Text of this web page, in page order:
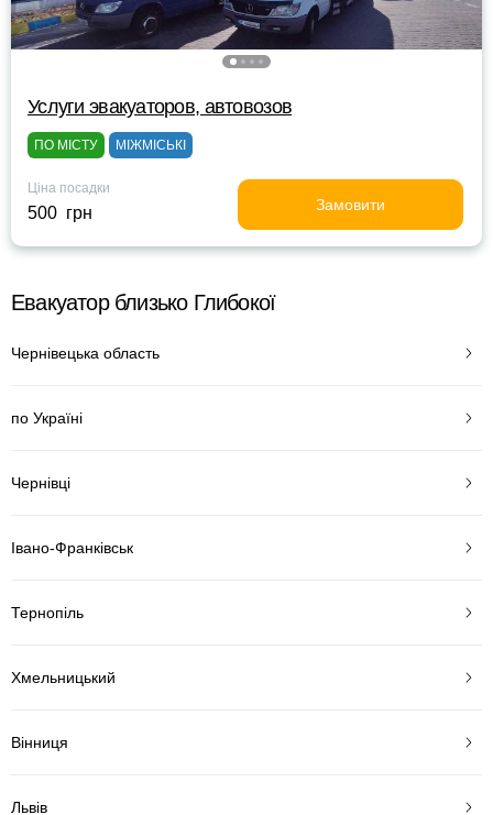
Услуги эвакуаторов, автовозов
ПО МІСТУ МІЖМІСЬКІ
Ціна посадки
500 грн Замовити
Евакуатор близько Глибокої
Чернівецька область
по Україні
Чернівці
Івано-Франківськ
Тернопіль
Хмельницький
Вінниця
Львів